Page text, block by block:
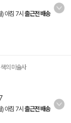
) 아침 7시 출근전 배송
의 미술사
) 아침 7시 출근전 배송